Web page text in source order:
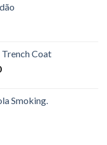
Trench Coat
Price
through
Smoking.